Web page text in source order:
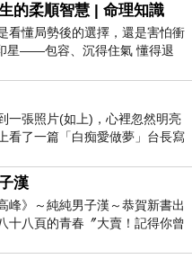
的柔順智慧 | 命理知識
看懂局勢後的選擇，還是害怕衝
星——包容、沉得住氣 懂得退
一張照片(如上)，心裡忽然明亮
看了一篇「白痴愛做夢」台長寫
輕時瘋狂愛上
漢
峰》～純純男子漢～恭賀新書出
十八頁的青春〞大賣！記得你曾
好讚的圖^^感覺大家